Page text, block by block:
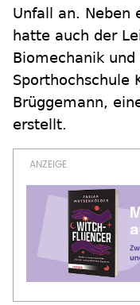
Unfall an. Neben
hatte auch der
Biomechanik
Sporthochschule
Brüggemann,
erstellt.